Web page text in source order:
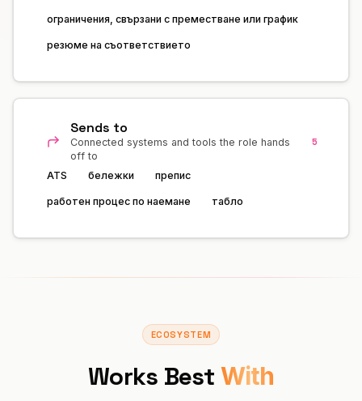
ограничения, свързани с преместване или график
резюме на съответствието
Sends to
Connected systems and tools the role hands
off to
5
ATS бележки препис
работен процес по наемане табло
ECOSYSTEM
Works Best With